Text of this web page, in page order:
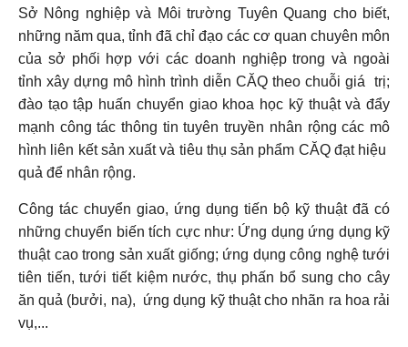
Sở Nông nghiệp và Môi trường Tuyên Quang cho biết,
những năm qua, tỉnh đã chỉ đạo các cơ quan chuyên môn
của sở phối hợp với các doanh nghiệp trong và ngoài
tỉnh xây dựng mô hình trình diễn CĂQ theo chuỗi giá trị;
đào tạo tập huấn chuyển giao khoa học kỹ thuật và đẩy
mạnh công tác thông tin tuyên truyền nhân rộng các mô
hình liên kết sản xuất và tiêu thụ sản phẩm CĂQ đạt hiệu
quả để nhân rộng.
Công tác chuyển giao, ứng dụng tiến bộ kỹ thuật đã có
những chuyển biến tích cực như: Ứng dụng ứng dụng kỹ
thuật cao trong sản xuất giống; ứng dụng công nghệ tưới
tiên tiến, tưới tiết kiệm nước, thụ phấn bổ sung cho cây
ăn quả (bưởi, na), ứng dụng kỹ thuật cho nhãn ra hoa rải
vụ,...